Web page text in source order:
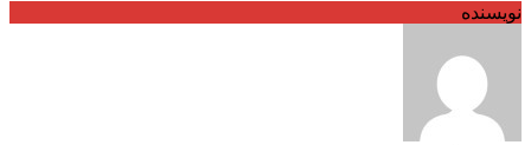
نویسنده